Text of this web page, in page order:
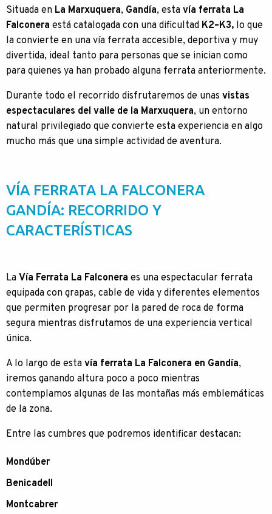
Situada en La Marxuquera, Gandía, esta vía ferrata La
Falconera está catalogada con una dificultad K2–K3, lo que
la convierte en una vía ferrata accesible, deportiva y muy
divertida, ideal tanto para personas que se inician como
para quienes ya han probado alguna ferrata anteriormente.
Durante todo el recorrido disfrutaremos de unas vistas
espectaculares del valle de la Marxuquera, un entorno
natural privilegiado que convierte esta experiencia en algo
mucho más que una simple actividad de aventura.
VÍA FERRATA LA FALCONERA
GANDÍA: RECORRIDO Y
CARACTERÍSTICAS
La Vía Ferrata La Falconera es una espectacular ferrata
equipada con grapas, cable de vida y diferentes elementos
que permiten progresar por la pared de roca de forma
segura mientras disfrutamos de una experiencia vertical
única.
A lo largo de esta vía ferrata La Falconera en Gandía,
iremos ganando altura poco a poco mientras
contemplamos algunas de las montañas más emblemáticas
de la zona.
Entre las cumbres que podremos identificar destacan:
Mondúber
Benicadell
Montcabrer